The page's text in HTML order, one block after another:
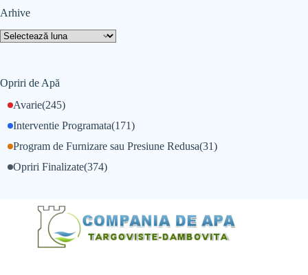
Arhive
Opriri de Apă
Avarie(245)
Interventie Programata(171)
Opriri Finalizate(374)
Program de Furnizare sau Presiune Redusa(31)